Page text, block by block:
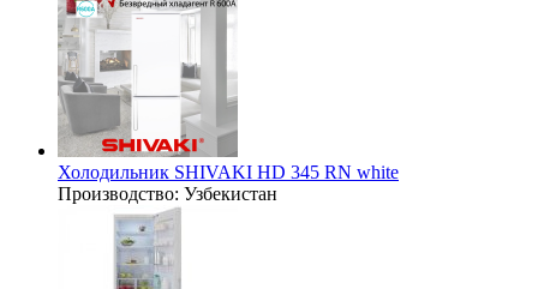
Холодильник SHIVAKI HD 345 RN white
Производство: Узбекистан